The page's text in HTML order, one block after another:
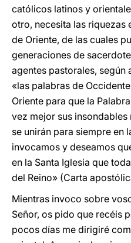
católicos latinos y
otro, necesita las riquezas
de Oriente, de las cuales
generaciones de
agentes pastorales, según
«las palabras de
Oriente para que la
vez mejor sus
se unirán para siempre en
invocamos y deseamos
en la Santa Iglesia que
del Reino» (Carta
Mientras invoco sobre
Señor, os pido que recéis
pocos días me dirigiré